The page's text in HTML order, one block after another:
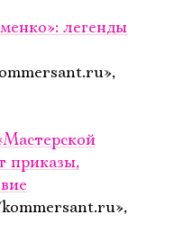
легенды
приказы,